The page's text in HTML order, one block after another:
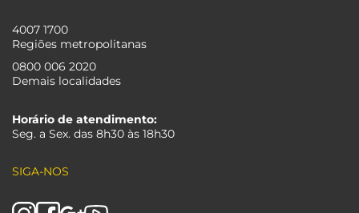
4007 1700
Regiões metropolitanas
0800 006 2020
Demais localidades
Horário de atendimento:
Seg. a Sex. das 8h30 às 18h30
SIGA-NOS